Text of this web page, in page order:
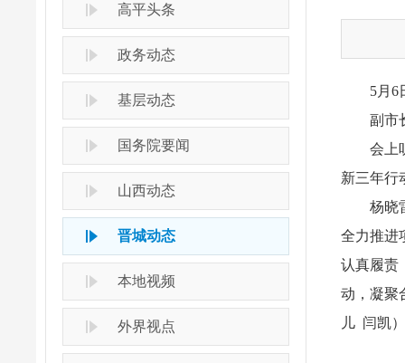
高平头条
政务动态
基层动态
国务院要闻
山西动态
晋城动态
本地视频
外界视点
5月6
副市
会上
新三年行
杨晓
全力推进
认真履责
动，凝聚
儿 闫凯）